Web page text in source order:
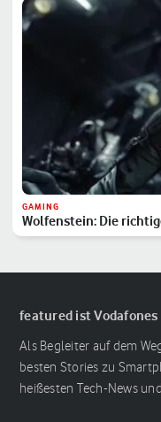
GAMING
Wolfenstein: Die
featured ist
Als Begleiter auf dem
besten Stories zu
heißesten Tech-News